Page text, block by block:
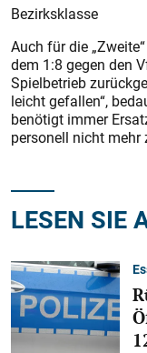
Bezirksklasse
Auch für die
dem 1:8 gegen den
Spielbetrieb
leicht gefallen“,
benötigt immer
personell nicht mehr
LESEN SIE